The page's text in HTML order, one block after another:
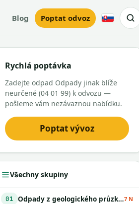
Blog Poptat odvoz Slovensky
Rychlá poptávka
Zadejte odpad Odpady jinak blíže
neurčené (04 01 99) k odvozu —
pošleme vám nezávaznou nabídku.
Poptat vývoz
Všechny skupiny
01 Odpady z geologického průzkumu7 N